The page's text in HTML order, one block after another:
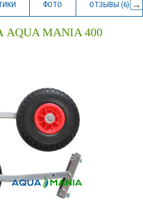
ФОТО ОТЗЫВЫ (6)
MANIA 400